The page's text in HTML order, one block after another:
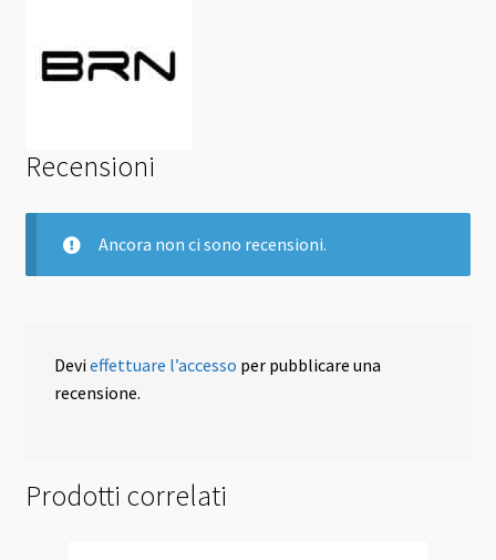
Recensioni
Ancora non ci sono recensioni.
Devieffettuare l’accesso per pubblicare una
recensione.
Prodotti correlati